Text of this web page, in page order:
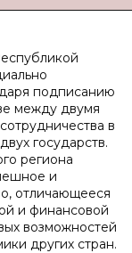
подписанию
между двумя
в
государств.
региона
и
отличающееся
и финансовой
возможностей
других стран.